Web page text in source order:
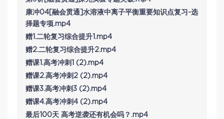
康冲04[融会贯通]水溶液中离子平衡重要知识点复习-选
择题专项.mp4
赠1.二轮复习综合提升1.mp4
赠2.二轮复习综合提升2.mp4
赠课1.高考冲刺1 (2).mp4
赠课2.高考冲刺2 (2).mp4
赠课3.高考冲刺3 (2).mp4
赠课4.高考冲刺4 (2).mp4
最后100天 高考逆袭还有机会吗？.mp4